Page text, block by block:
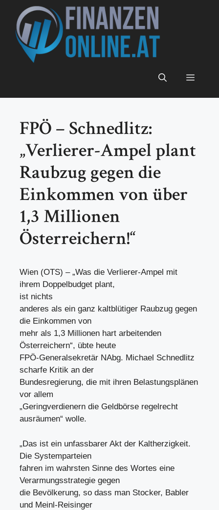
Inhalt
springen
Menü
FPÖ – Schnedlitz:
„Verlierer-Ampel plant
Raubzug gegen die
Einkommen von über
1,3 Millionen
Österreichern!“
Wien (OTS) – „Was die Verlierer-Ampel mit
ihrem Doppelbudget plant,
ist nichts
anderes als ein ganz kaltblütiger Raubzug gegen
die Einkommen von
mehr als 1,3 Millionen hart arbeitenden
Österreichern“, übte heute
FPÖ-Generalsekretär NAbg. Michael Schnedlitz
scharfe Kritik an der
Bundesregierung, die mit ihren Belastungsplänen
vor allem
„Geringverdienern die Geldbörse regelrecht
ausräumen“ wolle.
„Das ist ein unfassbarer Akt der Kaltherzigkeit.
Die Systemparteien
fahren im wahrsten Sinne des Wortes eine
Verarmungsstrategie gegen
die Bevölkerung, so dass man Stocker, Babler
und Meinl-Reisinger